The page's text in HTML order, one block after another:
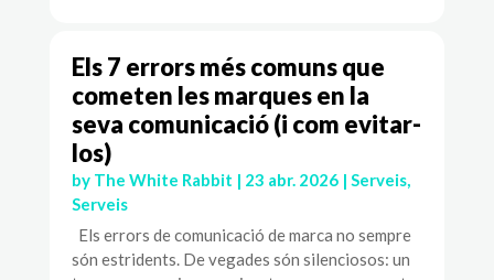
Els 7 errors més comuns que
cometen les marques en la
seva comunicació (i com evitar-
los)
by The White Rabbit | 23 abr. 2026| Serveis,
Serveis
Els errors de comunicació de marca no sempre
són estridents. De vegades són silenciosos: un